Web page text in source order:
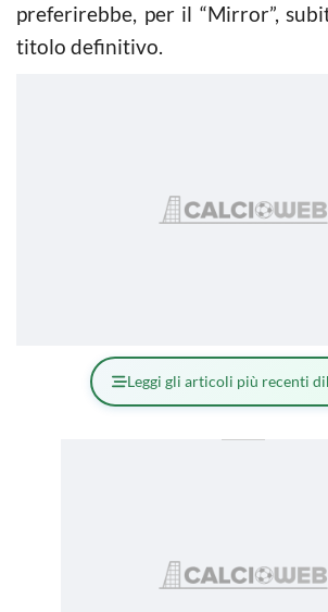
preferirebbe, per il “Mirror”,
titolo definitivo.
Leggi gli articoli più recenti di